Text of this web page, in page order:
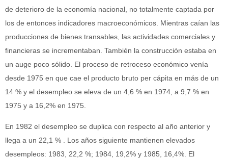
de deterioro de la economía nacional, no totalmente captada por
los de entonces indicadores macroeconómicos. Mientras caían las
producciones de bienes transables, las actividades comerciales y
financieras se incrementaban. También la construcción estaba en
un auge poco sólido. El proceso de retroceso económico venía
desde 1975 en que cae el producto bruto per cápita en más de un
14 % y el desempleo se eleva de un 4,6 % en 1974, a 9,7 % en
1975 y a 16,2% en 1975.
En 1982 el desempleo se duplica con respecto al año anterior y
llega a un 22,1 % . Los años siguiente mantienen elevados
desempleos: 1983, 22,2 %; 1984, 19,2% y 1985, 16,4%. El